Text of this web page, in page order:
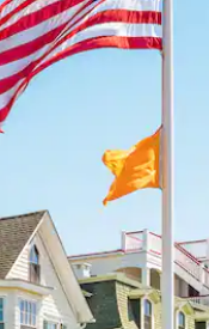
cima e para baixo